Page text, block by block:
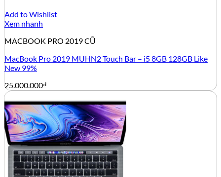
Add to Wishlist
Xem nhanh
MACBOOK PRO 2019 CŨ
MacBook Pro 2019 MUHN2 Touch Bar – i5 8GB 128GB Like
New 99%
25.000.000₫